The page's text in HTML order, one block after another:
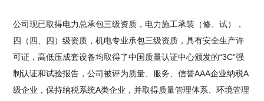
公司现已取得电力总承包三级资质，电力施工承装（修、试），
四（四、四）级资质，机电专业承包三级资质，具有安全生产许
可证，高低压成套设备均取得了中国质量认证中心颁发的“3C”强
制认证和试验报告，公司被评为质量、服务、信誉AAA企业纳税A
级企业，保持纳税系统A类企业，并取得质量管理体系、环境管理